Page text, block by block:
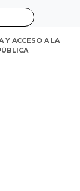
Y ACCESO A LA